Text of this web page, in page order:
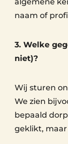
naam of
3. Welke
niet)?
Wij sturen
We zien
bepaald
geklikt,